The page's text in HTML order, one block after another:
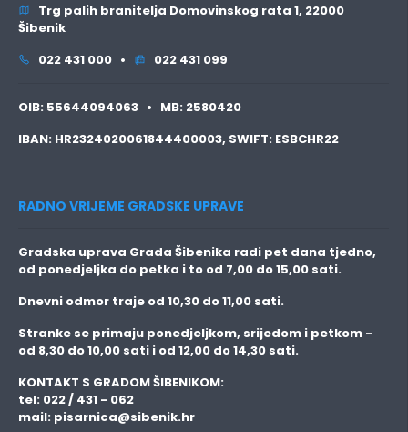
Trg palih branitelja Domovinskog rata 1, 22000
Šibenik
022 431 000 •
022 431 099
OIB: 55644094063 • MB: 2580420
IBAN: HR2324020061844400003, SWIFT: ESBCHR22
RADNO VRIJEME GRADSKE UPRAVE
Gradska uprava Grada Šibenika radi pet dana tjedno,
od ponedjeljka do petka i to od 7,00 do 15,00 sati.
Dnevni odmor traje od 10,30 do 11,00 sati.
Stranke se primaju ponedjeljkom, srijedom i petkom –
od 8,30 do 10,00 sati i od 12,00 do 14,30 sati.
KONTAKT S GRADOM ŠIBENIKOM:
tel: 022 / 431 - 062
mail: pisarnica@sibenik.hr